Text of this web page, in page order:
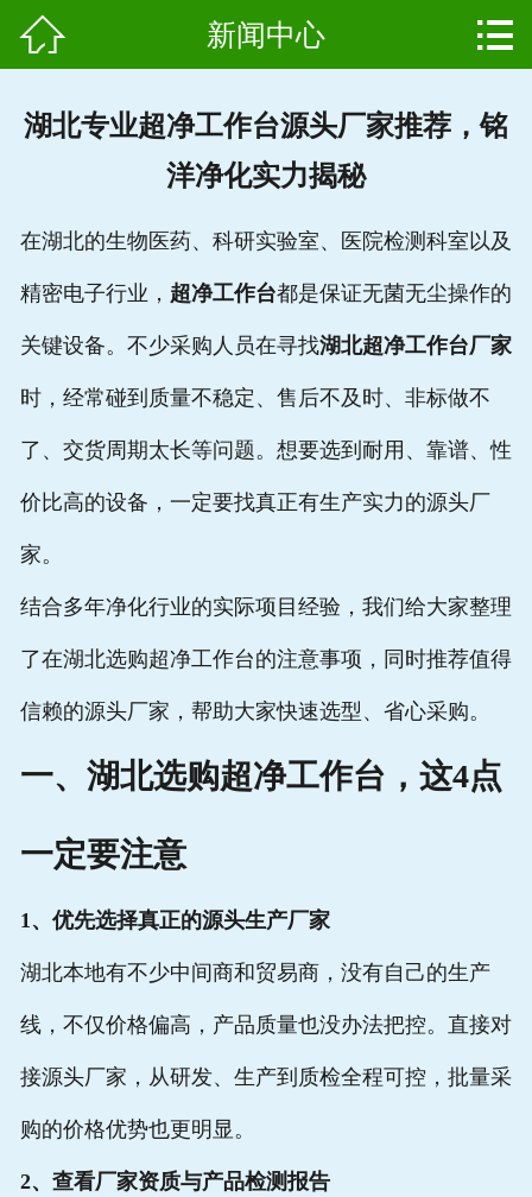
用户案例
资质证书
公司简介
联系我们
 新闻中心 
湖北专业超净工作台源头厂家推荐，铭
洋净化实力揭秘
在湖北的生物医药、科研实验室、医院检测科室以及
精密电子行业， 超净工作台都是保证无菌无尘操作的
关键设备。不少采购人员在寻找湖北超净工作台厂家
时，经常碰到质量不稳定、售后不及时、非标做不
了、交货周期太长等问题。想要选到耐用、靠谱、性
价比高的设备，一定要找真正有生产实力的源头厂
家。
结合多年净化行业的实际项目经验，我们给大家整理
了在湖北选购超净工作台的注意事项，同时推荐值得
信赖的源头厂家，帮助大家快速选型、省心采购。
一、湖北选购超净工作台，这4点
一定要注意
1、优先选择真正的源头生产厂家
湖北本地有不少中间商和贸易商，没有自己的生产
线，不仅价格偏高，产品质量也没办法把控。直接对
接源头厂家，从研发、生产到质检全程可控，批量采
购的价格优势也更明显。
2、查看厂家资质与产品检测报告